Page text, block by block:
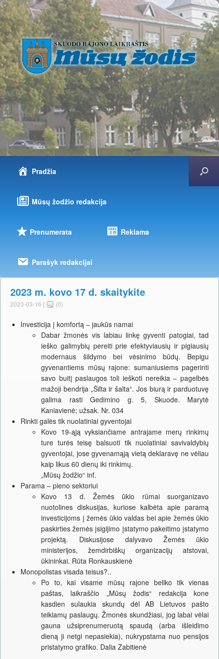
Pradžia
Mūsų žodžio redakcija
Prenumerata Reklama
Parašyk redakcijai
2023 m. kovo 17 d. skaitykite
2023-03-16 | (0)
Investicija į komfortą – jaukūs namai
Dabar žmonės vis labiau linkę gyventi patogiai, tad
ieško galimybių pereiti prie efektyviausių ir pigiausių
modernaus šildymo bei vėsinimo būdų. Bepigu
gyvenantiems mūsų rajone: sumaniusiems pagerinti
savo buitį paslaugos toli ieškoti nereikia – pagelbės
mažoji bendrija „Šilta ir šalta“. Jos biurą ir parduotuvę
galima rasti Gedimino g. 5, Skuode. Marytė
Kaniavienė; užsak. Nr. 034
Rinkti galės tik nuolatiniai gyventojai
Kovo 19-ąją vyksiančiame antrajame merų rinkimų
ture turės teisę balsuoti tik nuolatiniai savivaldybių
gyventojai, jose gyvenamąją vietą deklaravę ne vėliau
kaip likus 60 dienų iki rinkimų.
„Mūsų žodžio“ inf.
Parama – pieno sektoriui
Kovo 13 d. Žemės ūkio rūmai suorganizavo
nuotolines diskusijas, kuriose kalbėta apie paramą
investicijoms į žemės ūkio valdas bei apie žemės ūkio
paskirties žemės įsigijimo įstatymo pakeitimo įstatymo
projektą. Diskusijose dalyvavo Žemės ūkio
ministerijos, žemdirbiškų organizacijų atstovai,
ūkininkai. Rūta Ronkauskienė
Monopolistas visada teisus?..
Po to, kai visame mūsų rajone beliko tik vienas
paštas, laikraščio „Mūsų žodis“ redakcija kone
kasdien sulaukia skundų dėl AB Lietuvos pašto
teikiamų paslaugų. Žmonės skundžiasi, jog labai vėlai
gauna užsiprenumeruotą spaudą (arba išleidimo
dieną ji netgi nepasiekia), nukrypstama nuo pensijos
pristatymo grafiko. Dalia Zabitienė